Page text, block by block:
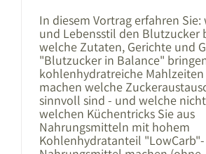
In diesem Vortrag erfahren
und Lebensstil den Blutzucker
welche Zutaten, Gerichte und
"Blutzucker in Balance"
kohlenhydratreiche
machen welche
sinnvoll sind - und welche
welchen Küchentricks Sie aus
Nahrungsmitteln mit hohem
Kohlenhydratanteil "LowCarb"-